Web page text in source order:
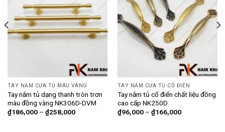
TAY NẮM CỬA TỦ MÀU VÀNG
Tay nắm tủ dạng thanh tròn trơn
màu đồng vàng NK306D-DVM
₫186,000– ₫258,000
TAY NẮM CỬA TỦ CỔ ĐIỂN
Tay nắm tủ cổ điển chất liệu đồng
cao cấp NK250D
₫96,000– ₫166,000